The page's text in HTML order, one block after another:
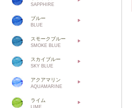
SAPPHIRE
ブルー
BLUE
スモークブルー
SMOKE BLUE
スカイブルー
SKY BLUE
アクアマリン
AQUAMARINE
ライム
LIME